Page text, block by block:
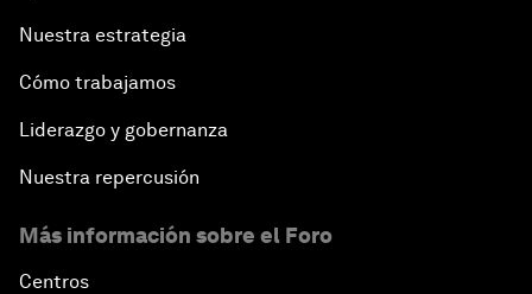
Nuestra estrategia
Cómo trabajamos
Liderazgo y gobernanza
Nuestra repercusión
Más información sobre el Foro
Centros